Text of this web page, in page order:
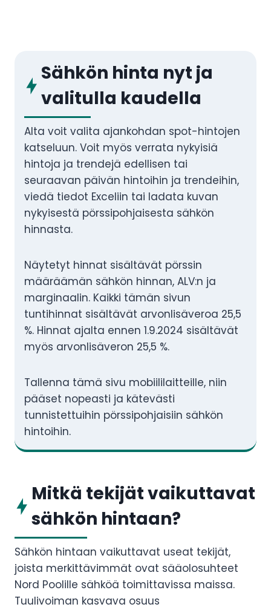
Sähkön hinta nyt ja
valitulla kaudella
Alta voit valita ajankohdan spot-hintojen
katseluun. Voit myös verrata nykyisiä
hintoja ja trendejä edellisen tai
seuraavan päivän hintoihin ja trendeihin,
viedä tiedot Exceliin tai ladata kuvan
nykyisestä pörssipohjaisesta sähkön
hinnasta.
Näytetyt hinnat sisältävät pörssin
määräämän sähkön hinnan, ALV:n ja
marginaalin. Kaikki tämän sivun
tuntihinnat sisältävät arvonlisäveroa 25,5
%. Hinnat ajalta ennen 1.9.2024 sisältävät
myös arvonlisäveron 25,5 %.
Tallenna tämä sivu mobiililaitteille, niin
pääset nopeasti ja kätevästi
tunnistettuihin pörssipohjaisiin sähkön
hintoihin.
Mitkä tekijät vaikuttavat
sähkön hintaan?
Sähkön hintaan vaikuttavat useat tekijät,
joista merkittävimmät ovat sääolosuhteet
Nord Poolille sähköä toimittavissa maissa.
Tuulivoiman kasvava osuus